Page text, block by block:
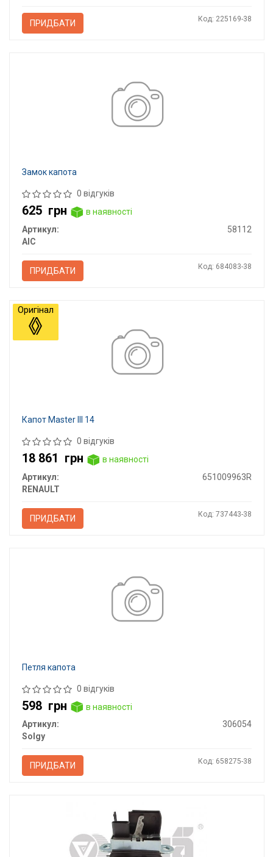
ПРИДБАТИ Код: 225169-38
Замок капота
0 відгуків
625 грн
в наявності
Артикул:
58112
AIC
ПРИДБАТИ Код: 684083-38
Капот Master III 14
0 відгуків
18 861 грн
в наявності
Артикул:
651009963R
RENAULT
ПРИДБАТИ Код: 737443-38
Оригінал
Петля капота
0 відгуків
598 грн
в наявності
Артикул:
306054
Solgy
ПРИДБАТИ Код: 658275-38